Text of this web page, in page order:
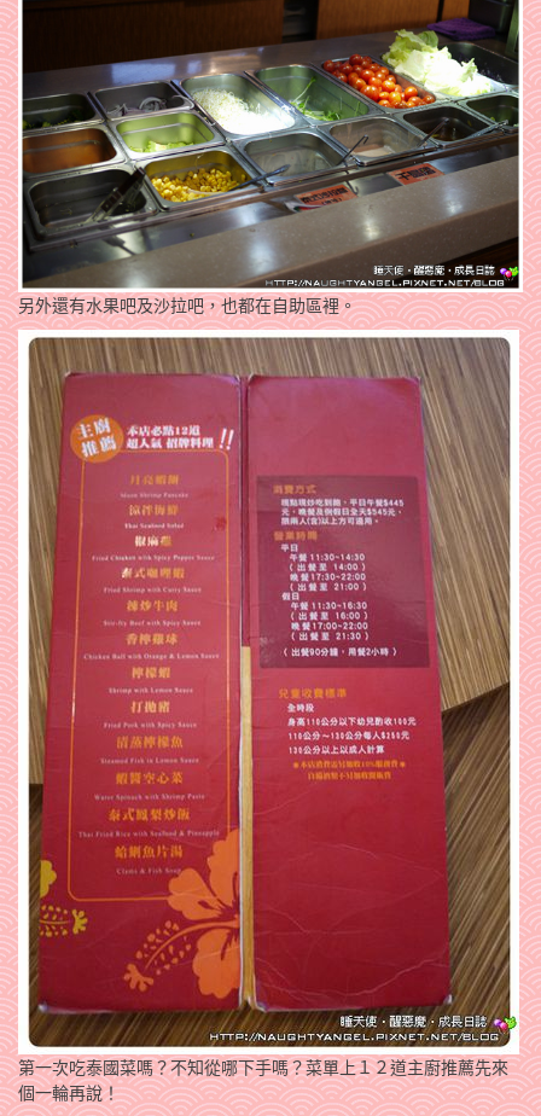
另外還有水果吧及沙拉吧，也都在自助區裡。
第一次吃泰國菜嗎？不知從哪下手嗎？菜單上１２道主廚推薦先來
個一輪再說！